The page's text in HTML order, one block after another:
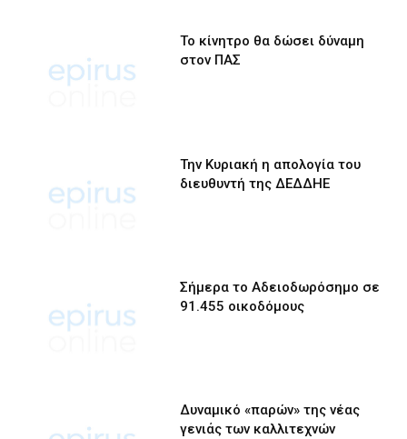
Το κίνητρο θα δώσει δύναμη
στον ΠΑΣ
Την Κυριακή η απολογία του
διευθυντή της ΔΕΔΔΗΕ
Σήμερα το Αδειοδωρόσημο σε
91.455 οικοδόμους
Δυναμικό «παρών» της νέας
γενιάς των καλλιτεχνών